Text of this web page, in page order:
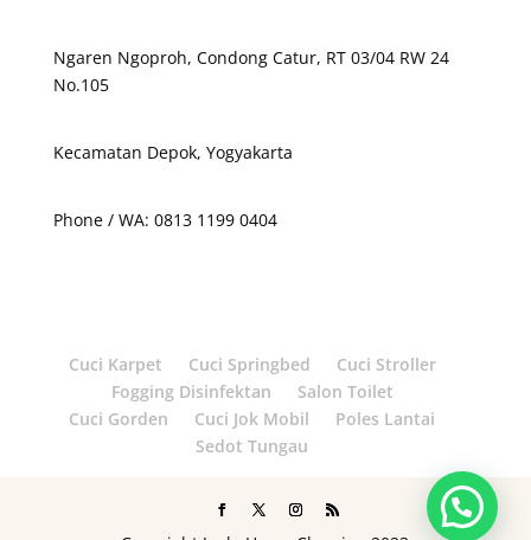
Ngaren Ngoproh, Condong Catur, RT 03/04 RW 24
No.105
Kecamatan Depok, Yogyakarta
Phone / WA: 0813 1199 0404
Cuci Karpet Cuci Springbed
Cuci Stroller
Fogging Disinfektan
Salon Toilet
Cuci Gorden
Cuci Jok Mobil
Poles Lantai
Sedot Tungau